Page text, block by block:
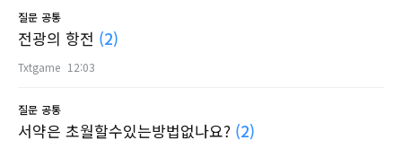
질문 공통
전광의 항전 (2)
Txtgame 12:03
질문 공통
서약은 초월할수있는방법없나요? (2)